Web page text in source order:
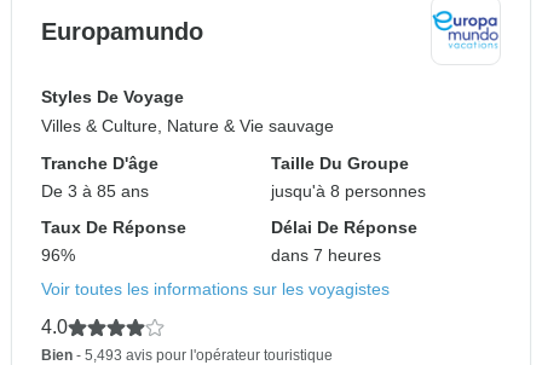
Europamundo
Styles De Voyage
Villes & Culture, Nature & Vie sauvage
Tranche D'âge
De 3 à 85 ans
Taille Du Groupe
jusqu'à 8 personnes
Taux De Réponse
96%
Délai De Réponse
dans 7 heures
Voir toutes les informations sur les voyagistes
4.0
Bien - 5,493 avis pour l'opérateur touristique